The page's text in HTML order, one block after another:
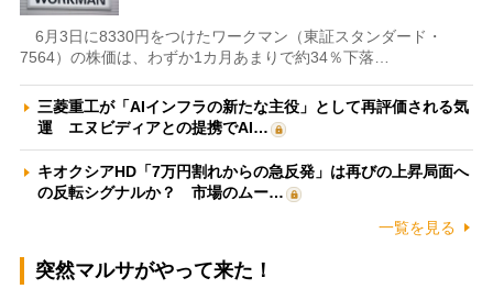
6月3日に8330円をつけたワークマン（東証スタンダード・
7564）の株価は、わずか1カ月あまりで約34％下落…
三菱重工が「AIインフラの新たな主役」として再評価される気
運 エヌビディアとの提携でAI…
キオクシアHD「7万円割れからの急反発」は再びの上昇局面へ
の反転シグナルか？ 市場のムー…
一覧を見る
突然マルサがやって来た！